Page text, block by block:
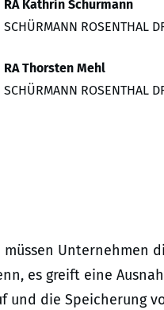
RA Kathrin Schürmann
SCHÜRMANN ROSENTHAL
RA Thorsten Mehl
SCHÜRMANN ROSENTHAL
Unternehmen
es greift eine
und die Speicherung